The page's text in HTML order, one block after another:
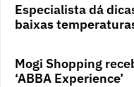
Especialista dá
baixas
Mogi Shopping
‘ABBA Experience’